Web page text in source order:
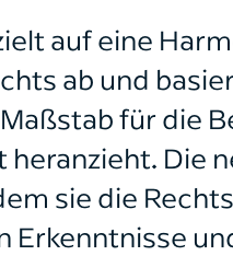
auf eine
ab und
für die
Die
sie die
Erkenntnisse